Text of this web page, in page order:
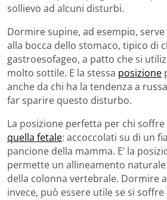
sollievo ad alcuni disturbi.
Dormire supine, ad esempio,
alla bocca dello stomaco, tipico di
gastroesofageo, a patto che si
molto sottile. E la stessa posizione
anche da chi ha la tendenza a
far sparire questo disturbo.
La posizione perfetta per chi
quella fetale: accoccolati su di un
pancione della mamma. E’ la
permette un allineamento
della colonna vertebrale. Dormire
invece, può essere utile se si